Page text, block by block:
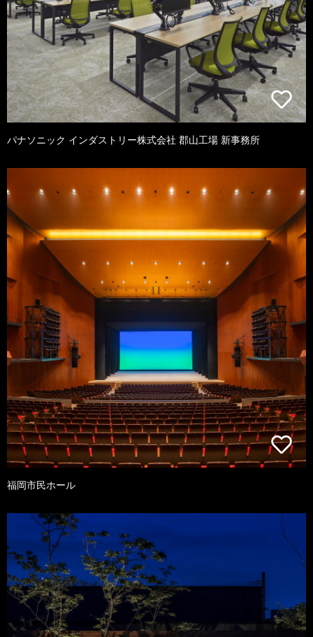
パナソニック インダストリー株式会社 郡山工場 新事務所
福岡市民ホール